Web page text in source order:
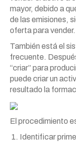
mayor, debido a
de las emisiones,
oferta para vender.
También está el
frecuente.
“criar” para
puede criar un
resultado la
El procedimiento
Identificar